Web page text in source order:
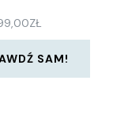
ZŁ
SAM!